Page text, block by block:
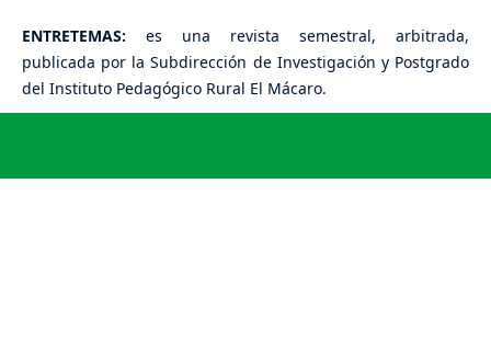
ENTRETEMAS: es una revista semestral, arbitrada,
publicada por la Subdirección de Investigación y Postgrado
del Instituto Pedagógico Rural El Mácaro.